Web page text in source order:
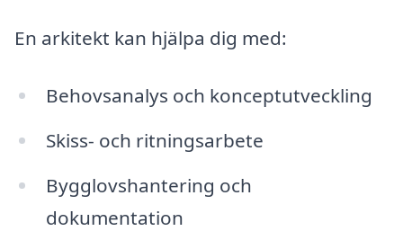
En arkitekt kan hjälpa dig med:
Behovsanalys och konceptutveckling
Skiss- och ritningsarbete
Bygglovshantering och
dokumentation